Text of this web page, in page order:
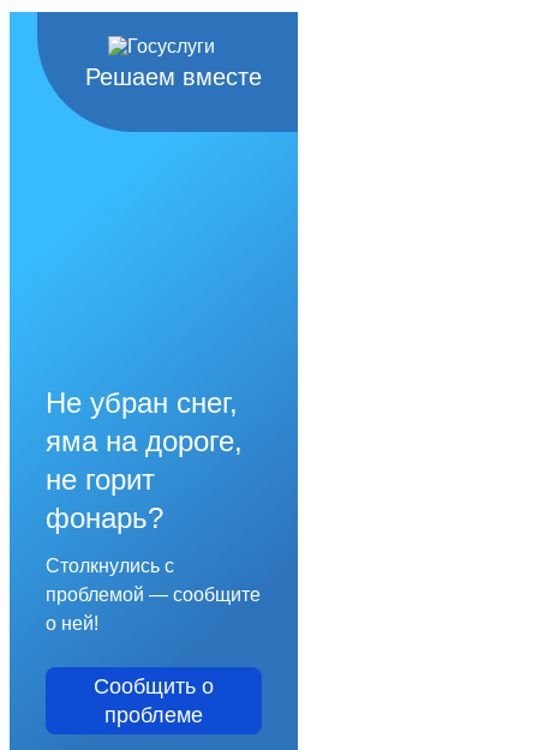
Решаем вместе
Не убран снег,
яма на дороге,
не горит
фонарь?
Столкнулись с
проблемой — сообщите
о ней!
Сообщить о
проблеме